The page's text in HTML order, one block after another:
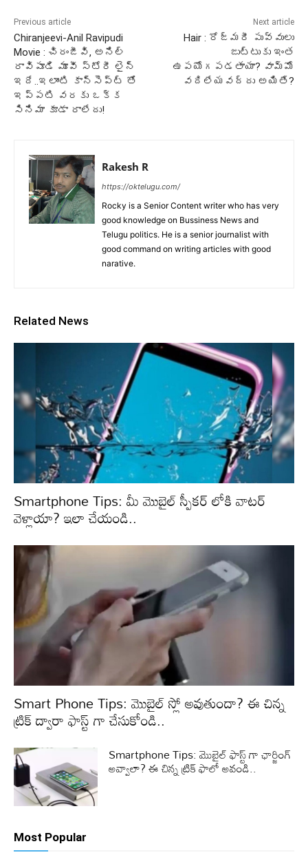
Previous article
Chiranjeevi-Anil Ravipudi
Movie : చిరంజీవి, అనిల్
రావిపూడి మూవీ స్టోరీ లైన్
ఇదే..ఇలాంటి కాన్సెప్ట్ తో
ఇప్పటి వరకు ఒక్క
సినిమా కూడా రాలేదు!
Next article
Hair : రోజ్మరీ పువ్వులు
జుట్టుకు ఇంత
ఉపయోగపడతాయా? వామ్మో
వదిలేయవద్దు అయితే?
Rakesh R
https://oktelugu.com/
Rocky is a Senior Content writer who has very
good knowledge on Bussiness News and
Telugu politics. He is a senior journalist with
good command on writing articles with good
narative.
Related News
Smartphone Tips: మీ మొబైల్ స్పీకర్ లోకి వాటర్
వెళ్లాయా? ఇలా చేయండి..
Smart Phone Tips: మొబైల్ స్లో అవుతుందా? ఈ చిన్న
ట్రిక్ ద్వారా ఫాస్ట్ గా చేసుకోండి..
Smartphone Tips: మొబైల్ ఫాస్ట్ గా ఛార్జింగ్
అవ్వాలా? ఈ చిన్న ట్రిక్ ఫాలో అవండి..
Most Popular